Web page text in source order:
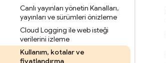
Canlı yayınları yönetin Kanalları,
yayınları ve sürümleri önizleme
Cloud Logging ile web isteği
verilerini izleme
Kullanım, kotalar ve
fiyatlandırma